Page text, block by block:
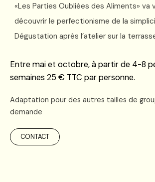
«Les Parties Oubliées des Aliments» va
découvrir le perfectionisme de la
Dégustation après l’atelier sur la
Entre mai et octobre, à partir de 4-8
semaines 25 € TTC par personne.
Adaptation pour des autres tailles de
demande
CONTACT